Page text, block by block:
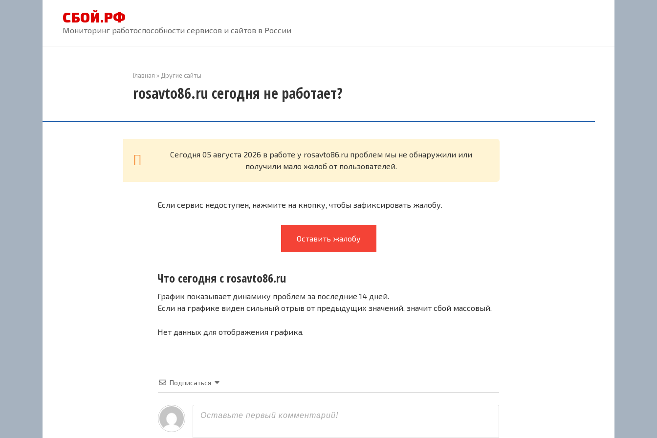
СБОЙ.РФ
Мониторинг работоспособности сервисов и сайтов в России
Главная » Другие сайты
rosavto86.ru сегодня не работает?
Cегодня 05 августа 2026 в работе у rosavto86.ru проблем мы не обнаружили или
получили мало жалоб от пользователей.
Если сервис недоступен, нажмите на кнопку, чтобы зафиксировать жалобу.
Оставить жалобу
Что сегодня с rosavto86.ru
График показывает динамику проблем за последние 14 дней.
Если на графике виден сильный отрыв от предыдущих значений, значит сбой массовый.
Нет данных для отображения графика.
Подписаться